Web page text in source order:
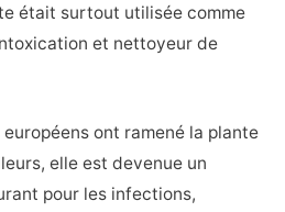
était surtout utilisée comme
et nettoyeur de
ont ramené la plante
elle est devenue un
pour les infections,